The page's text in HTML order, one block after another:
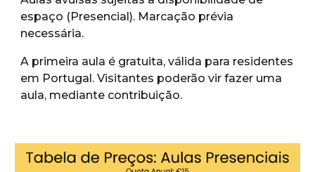
espaço (Presencial). Marcação prévia
necessária.
A primeira aula é gratuita, válida para residentes
em Portugal. Visitantes poderão vir fazer uma
aula, mediante contribuição.